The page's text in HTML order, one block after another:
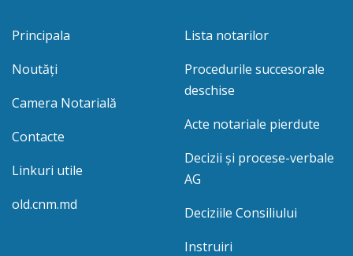
Principala
Noutăți
Camera Notarială
Contacte
Linkuri utile
old.cnm.md
Lista notarilor
Procedurile succesorale
deschise
Acte notariale pierdute
Decizii și procese-verbale
AG
Deciziile Consiliului
Instruiri